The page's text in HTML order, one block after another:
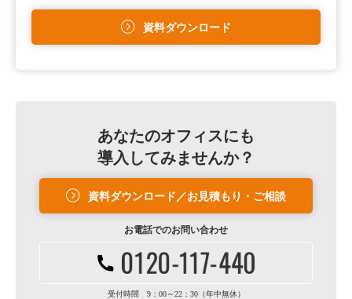
資料ダウンロード
あなたのオフィスにも
導入してみませんか？
資料ダウンロード／お見積もり・ご相談
お電話でのお問い合わせ
受付時間 9：00～22：30（年中無休）